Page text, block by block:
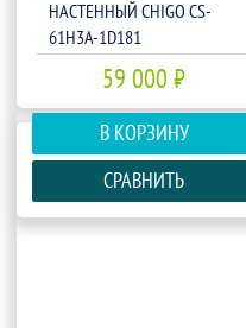
НАСТЕННЫЙ CHIGO CS-
61H3A-1D181
59 000 ₽
В КОРЗИНУ
СРАВНИТЬ